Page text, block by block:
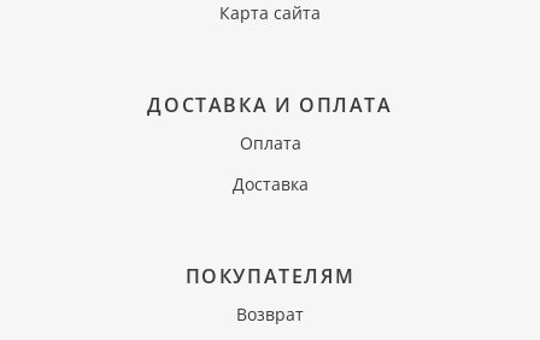
Карта сайта
ДОСТАВКА И ОПЛАТА
Оплата
Доставка
ПОКУПАТЕЛЯМ
Возврат